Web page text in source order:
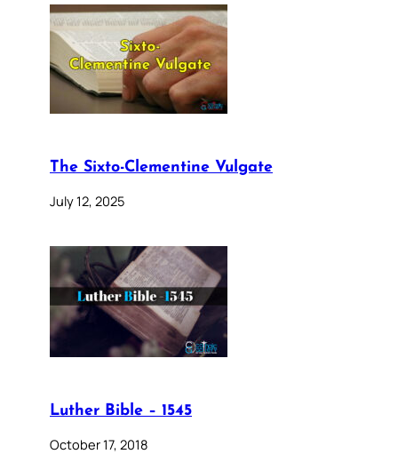
The Sixto-Clementine Vulgate
July 12, 2025
Luther Bible – 1545
October 17, 2018